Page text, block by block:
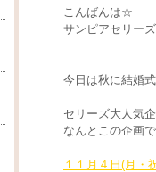
こんばんは☆
サンピアセリー
今日は秋に結婚
セリーズ大人気
なんとこの企画
１１月４日(月・